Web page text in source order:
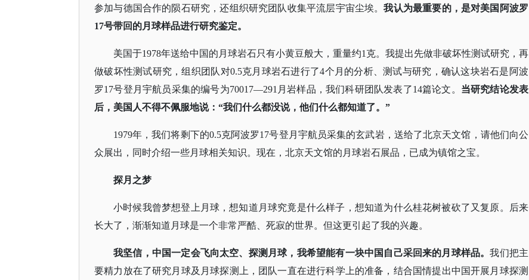
参加与德国合作的陨石研究，还组织研究团队收集平流层宇宙尘埃。我认为最重要的，是对美国阿波罗
17号带回的月球样品进行研究鉴定。
美国于1978年送给中国的月球岩石只有小黄豆般大，重量约1克。我提出先做非破坏性测试研究，再
做破坏性测试研究，组织团队对0.5克月球岩石进行了4个月的分析、测试与研究，确认这块岩石是阿波
罗17号登月宇航员采集的编号为70017—291月岩样品，我们科研团队发表了14篇论文。 当研究结论发表
后，美国人不得不佩服地说： “我们什么都没说，他们什么都知道了。”
1979年，我们将剩下的0.5克阿波罗17号登月宇航员采集的玄武岩，送给了北京天文馆，请他们向公
众展出，同时介绍一些月球相关知识。现在，北京天文馆的月球岩石展品，已成为镇馆之宝。
探月之梦
小时候我曾梦想登上月球，想知道月球究竟是什么样子，想知道为什么桂花树被砍了又复原。后来
长大了，渐渐知道月球是一个非常严酷、死寂的世界。但这更引起了我的兴趣。
我坚信，中国一定会飞向太空、探测月球，我希望能有一块中国自己采回来的月球样品。我们把主
要精力放在了研究月球及月球探测上，团队一直在进行科学上的准备，结合国情提出中国开展月球探测